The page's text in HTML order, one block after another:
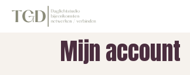
Mijn account